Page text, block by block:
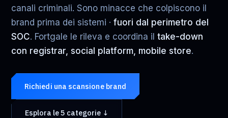
canali criminali. Sono minacce che colpiscono il
brand prima dei sistemi · fuori dal perimetro del
SOC. Fortgale le rileva e coordina il take-down
con registrar, social platform, mobile store.
Richiedi una scansione brand
Esplora le 5 categorie ↓